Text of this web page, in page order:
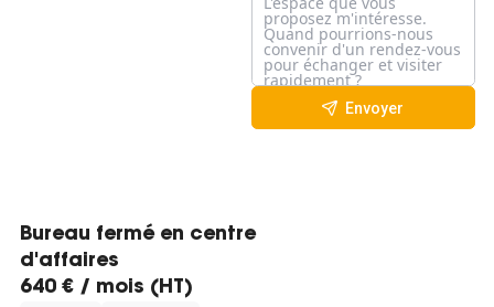
Envoyer
Bureau fermé en centre
d'affaires
640 € / mois (HT)